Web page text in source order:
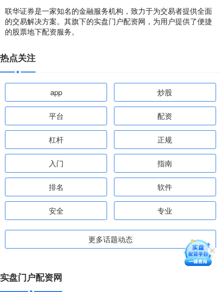
联华证券是一家知名的金融服务机构，致力于为交易者提供全面
的交易解决方案。其旗下的实盘门户配资网，为用户提供了便捷
的股票地下配资服务。
热点关注
app 炒股
平台 配资
杠杆 正规
入门 指南
排名 软件
安全 专业
更多话题动态
实盘门户配资网